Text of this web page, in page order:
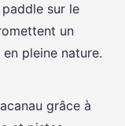
sur le
un
pleine nature.
grâce à